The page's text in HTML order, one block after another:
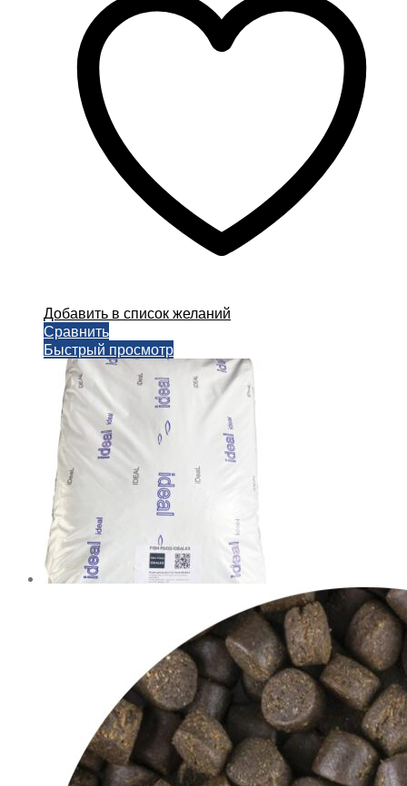
Добавить в список желаний
Сравнить
Быстрый просмотр